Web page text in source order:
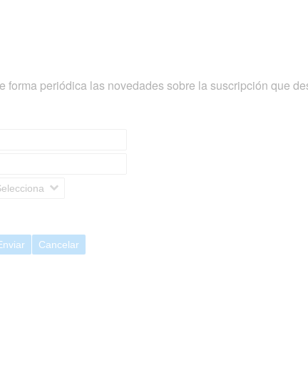
forma periódica las novedades sobre la suscripción que
Cancelar